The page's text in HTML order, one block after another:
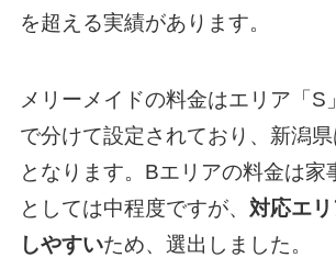
を超える実績があります。
メリーメイドの料金はエリア「S
で分けて設定されており、新潟
となります。Bエリアの料金は家
としては中程度ですが、 対応エ
しやすいため、選出しました。